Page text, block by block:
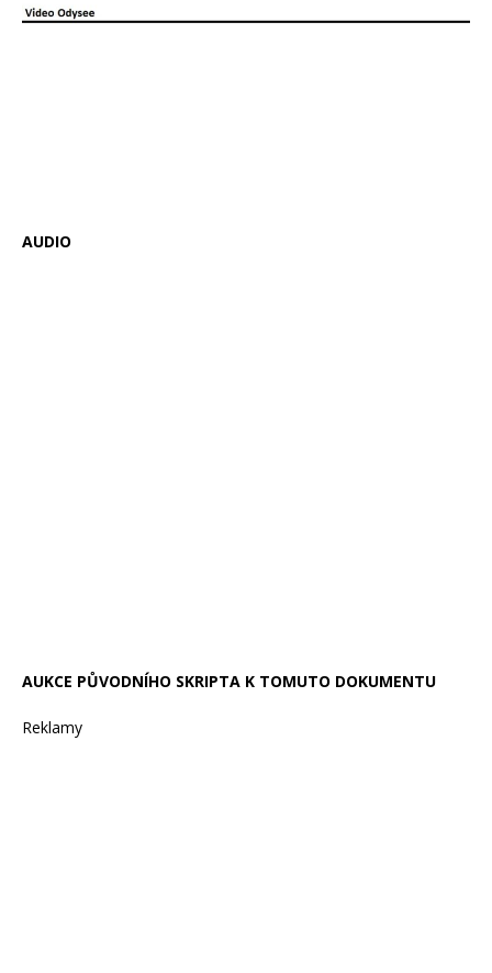
AUDIO
AUKCE PŮVODNÍHO SKRIPTA K TOMUTO DOKUMENTU
Reklamy